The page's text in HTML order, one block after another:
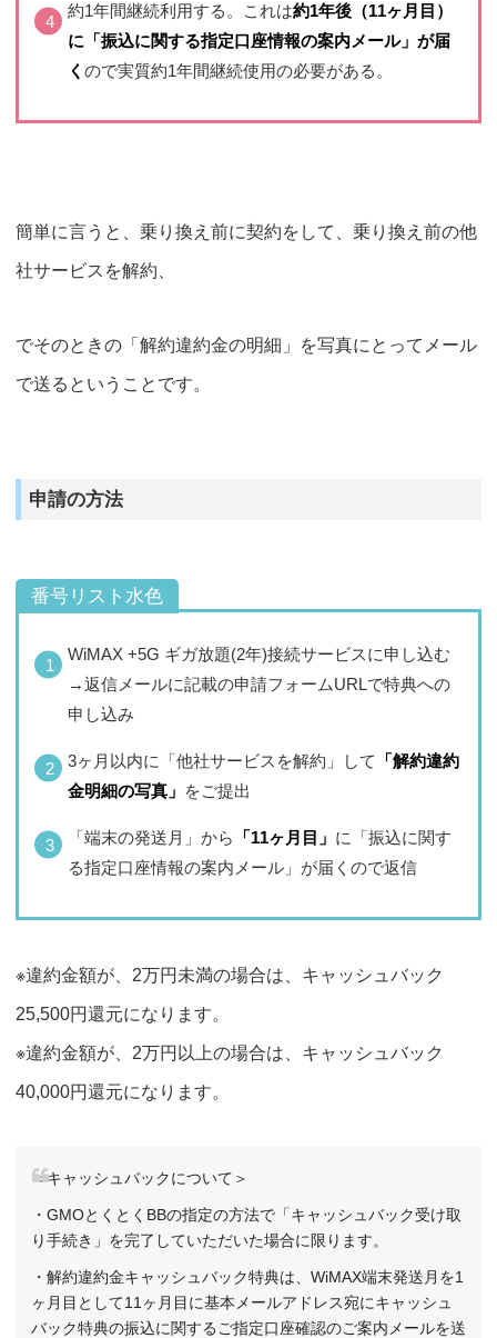
約1年間継続利用する。これは約1年後（11ヶ月目）
に「振込に関する指定口座情報の案内メール」が届
くので実質約1年間継続使用の必要がある。
簡単に言うと、乗り換え前に契約をして、乗り換え前の他
社サービスを解約、
でそのときの 「解約違約金の明細」を写真にとってメール
で送る ということです。
申請の方法
番号リスト水色
WiMAX +5G ギガ放題(2年)接続サービスに申し込む
→返信メールに記載の申請フォームURLで特典への
申し込み
3ヶ月以内に「他社サービスを解約」して
「解約違約
金明細の写真」 をご提出
「端末の発送月」から 「11ヶ月目」 に「振込に関す
る指定口座情報の案内メール」が届くので返信
※違約金額が、2万円未満の場合は、キャッシュバック
25,500円還元になります。
※違約金額が、2万円以上の場合は、キャッシュバック
40,000円還元になります。
＜キャッシュバックについて＞
・GMOとくとくBBの指定の方法で「キャッシュバック受け取
り手続き」を完了していただいた場合に限ります。
・解約違約金キャッシュバック特典は、WiMAX端末発送月を1
ヶ月目として11ヶ月目に基本メールアドレス宛にキャッシュ
バック特典の振込に関するご指定口座確認のご案内メールを送